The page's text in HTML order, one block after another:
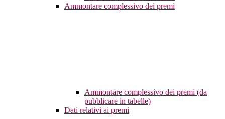
Ammontare complessivo dei premi
Ammontare complessivo dei premi (da
pubblicare in tabelle)
Dati relativi ai premi